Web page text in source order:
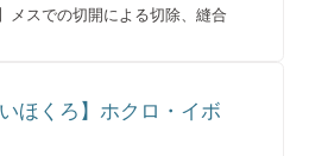
メスでの切開による切除、縫合
ほくろ】ホクロ・イボ